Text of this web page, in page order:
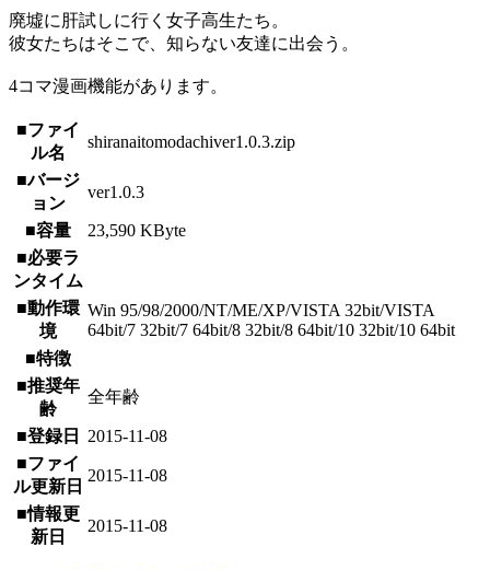
廃墟に肝試しに行く女子高生たち。
彼女たちはそこで、知らない友達に出会う。
4コマ漫画機能があります。
■ファイ
ル名
shiranaitomodachiver1.0.3.zip
■バージ
ョン
ver1.0.3
■容量
23,590 KByte
■必要ラ
ンタイム
■動作環
境
Win 95/98/2000/NT/ME/XP/VISTA 32bit/VISTA
64bit/7 32bit/7 64bit/8 32bit/8 64bit/10 32bit/10 64bit
■特徴
■推奨年
齢
全年齢
■登録日
2015-11-08
■ファイ
ル更新日
2015-11-08
■情報更
新日
2015-11-08